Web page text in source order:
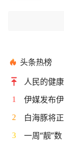
头条热榜
人民的健
1 伊媒发布
2 白海豚将
3 一周“靓”数